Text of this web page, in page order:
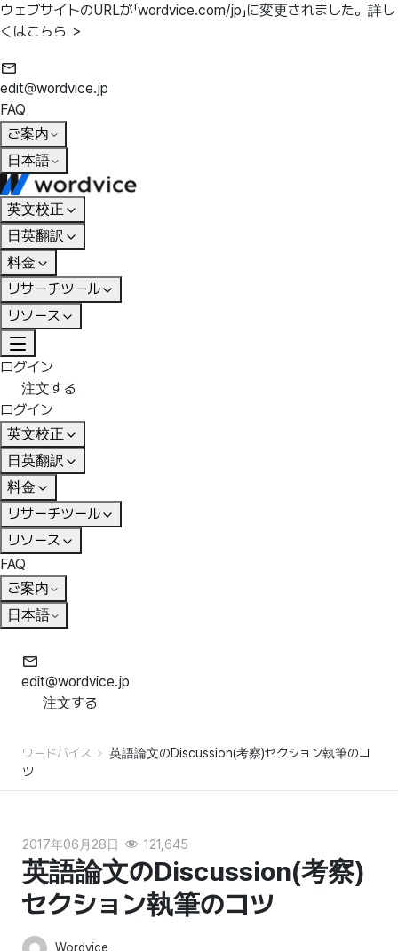
ウェブサイトのURLが「wordvice.com/jp」に変更されました。 詳し
くはこちら ＞
edit@wordvice.jp
FAQ
ご案内
日本語
英文校正
日英翻訳
料金
リサーチツール
リソース
ログイン
注文する
ログイン
英文校正
日英翻訳
料金
リサーチツール
リソース
FAQ
ご案内
日本語
edit@wordvice.jp
注文する
ワードバイス
英語論文のDiscussion(考察)セクション執筆のコ
ツ
2017年06月28日 121,645
英語論文のDiscussion(考察)
セクション執筆のコツ
Wordvice